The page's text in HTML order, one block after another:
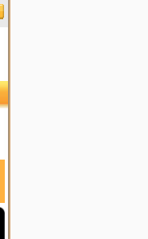
ヤック オタリア360T 一部生